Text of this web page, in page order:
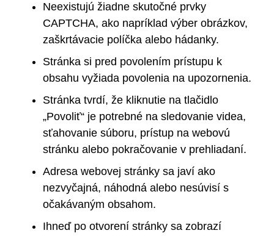
Neexistujú žiadne skutočné prvky
CAPTCHA, ako napríklad výber obrázkov,
zaškrtávacie políčka alebo hádanky.
Stránka si pred povolením prístupu k
obsahu vyžiada povolenia na upozornenia.
Stránka tvrdí, že kliknutie na tlačidlo
„Povoliť“ je potrebné na sledovanie videa,
sťahovanie súboru, prístup na webovú
stránku alebo pokračovanie v prehliadaní.
Adresa webovej stránky sa javí ako
nezvyčajná, náhodná alebo nesúvisí s
očakávaným obsahom.
Ihneď po otvorení stránky sa zobrazí